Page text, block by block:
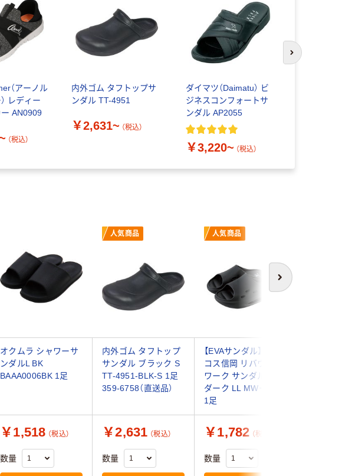
（アーノル
レディー
AN0909
（税込）
内外ゴム タフトップサ
ンダル TT-4951
￥2,631~ （税込）
ダイマツ（Daimatu） ビ
ジネスコンフォートサ
ンダル AP2055
￥3,220~ （税込）
次のスライド
次へ
人気商品 人気商品
オクムラ シャワーサ
ンダルL BK
BAAA0006BK 1足
内外ゴム タフトップ
サンダル ブラック S
TT-4951-BLK-S 1足
359-6758（直送品）
【EVAサンダル】コー
コス信岡 リバウンド
ワーク サンダル1.0
ダーク LL MWー3500
1足
￥1,518 （税込）
数量
￥2,631 （税込）
数量
￥1,782 （税込）
数量